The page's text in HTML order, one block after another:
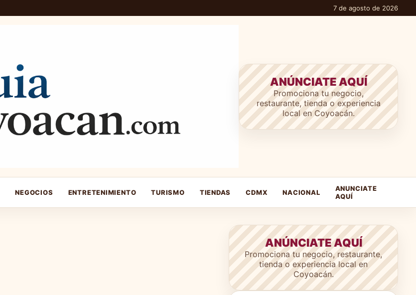
7 de agosto de 2026
ANÚNCIATE AQUÍ
Promociona tu negocio,
restaurante, tienda o experiencia
local en Coyoacán.
NEGOCIOS ENTRETENIMIENTO TURISMO TIENDAS CDMX NACIONAL
ANUNCIATE
AQUÍ
ANÚNCIATE AQUÍ
Promociona tu negocio, restaurante,
tienda o experiencia local en
Coyoacán.